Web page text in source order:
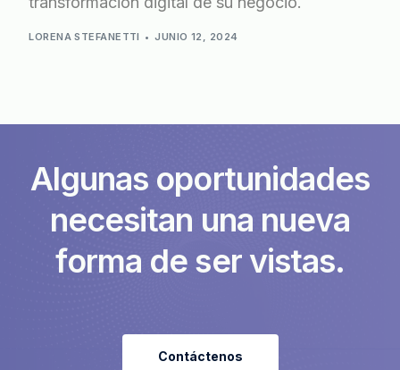
LORENA STEFANETTI JUNIO 12, 2024
Algunas oportunidades
necesitan una nueva
forma de ser vistas.
Contáctenos